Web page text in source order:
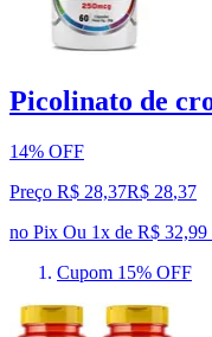
Picolinato de
14% OFF
Preço R$ 28,37R$ 28,37
no Pix Ou 1x de R$ 32,99
Cupom 15% OFF